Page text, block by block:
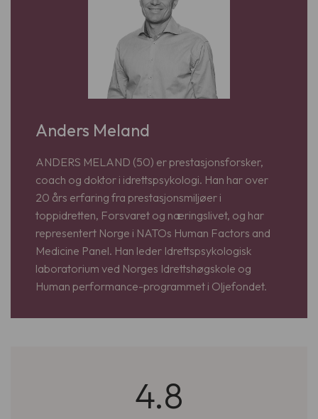
Anders Meland
ANDERS MELAND (50) er prestasjonsforsker,
coach og doktor i idrettspsykologi. Han har over
20 års erfaring fra prestasjonsmiljøer i
toppidretten, Forsvaret og næringslivet, og har
representert Norge i NATOs Human Factors and
Medicine Panel. Han leder Idrettspsykologisk
laboratorium ved Norges Idrettshøgskole og
Human performance-programmet i Oljefondet.
4.8